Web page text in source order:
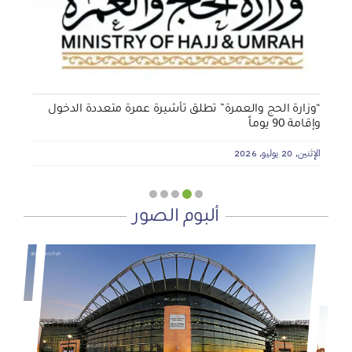
الأربعاء, 29 يوليو, 2026
“وزارة الحج والعمرة” تطلق تأشيرة عمرة متعددة الدخول
وإقامة 90 يوماً
الإثنين, 20 يوليو, 2026
ألبوم الصور